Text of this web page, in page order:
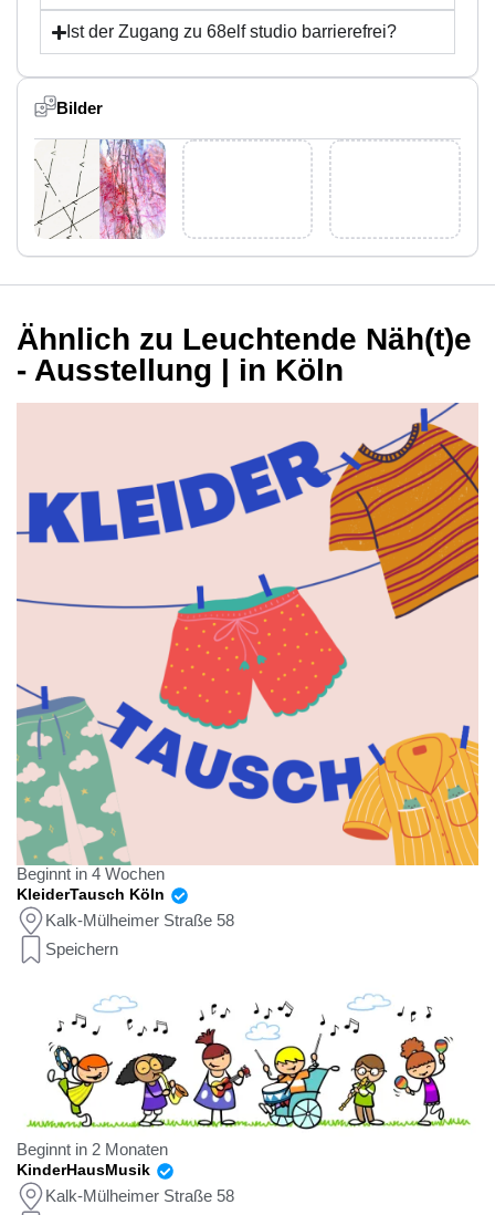
Ist der Zugang zu 68elf studio barrierefrei?
Bilder
Ähnlich zu Leuchtende Näh(t)e
- Ausstellung | in Köln
Beginnt in 4 Wochen
KleiderTausch Köln
Kalk-Mülheimer Straße 58
Speichern
Beginnt in 2 Monaten
KinderHausMusik
Kalk-Mülheimer Straße 58